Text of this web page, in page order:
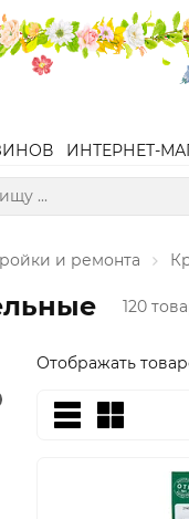
ИНТЕРНЕТ-
и ремонта
120
Отображать